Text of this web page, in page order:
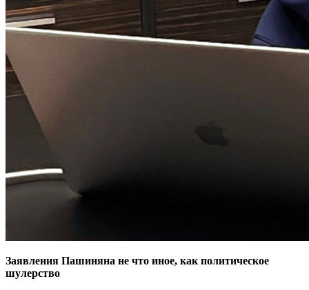
Заявления Пашиняна не что иное, как политическое
шулерство